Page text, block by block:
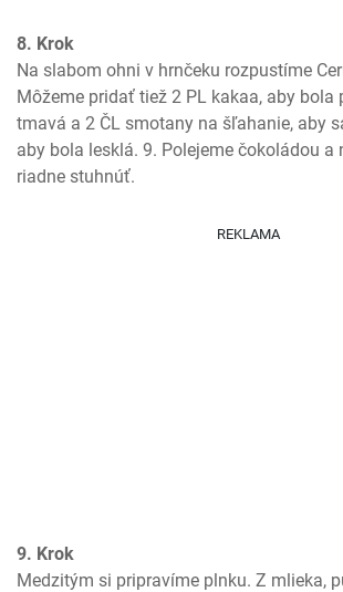
8. Krok
Na slabom ohni v hrnčeku rozpustíme
Môžeme pridať tiež 2 PL kakaa, aby bola
tmavá a 2 ČL smotany na šľahanie, aby
aby bola lesklá. 9. Polejeme čokoládou a
riadne stuhnúť.
REKLAMA
9. Krok
Medzitým si pripravíme plnku. Z mlieka,